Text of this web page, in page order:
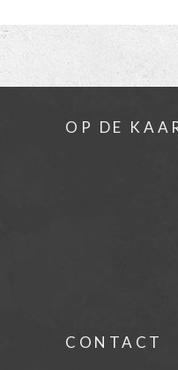
OP DE
CONTACT